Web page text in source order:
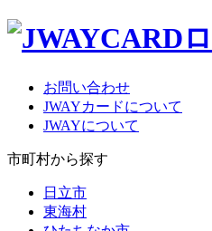
お問い合わせ
JWAYカードについて
JWAYについて
市町村から探す
日立市
東海村